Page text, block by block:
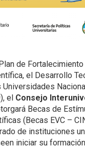
de
el Desarrollo
el Consejo
Becas de
(Becas EVC –
de instituciones
iniciar su